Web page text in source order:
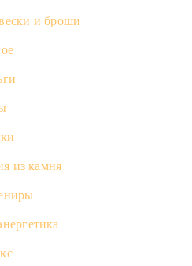
и броши
из камня